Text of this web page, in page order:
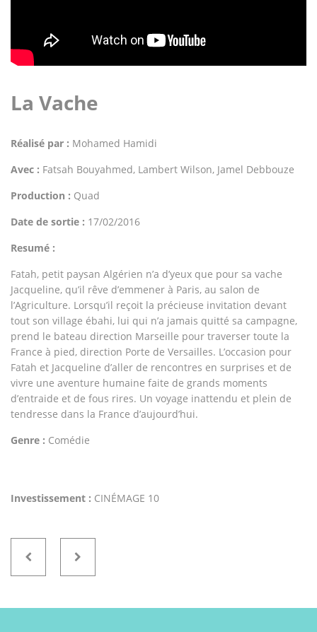
La Vache
Réalisé par : Mohamed Hamidi
Avec : Fatsah Bouyahmed, Lambert Wilson, Jamel Debbouze
Production : Quad
Date de sortie : 17/02/2016
Resumé :
Fatah, petit paysan Algérien n’a d’yeux que pour sa vache
Jacqueline, qu’il rêve d’emmener à Paris, au salon de
l’Agriculture. Lorsqu’il reçoit la précieuse invitation devant
tout son village ébahi, lui qui n’a jamais quitté sa campagne,
prend le bateau direction Marseille pour traverser toute la
France à pied, direction Porte de Versailles. L’occasion pour
Fatah et Jacqueline d’aller de rencontres en surprises et de
vivre une aventure humaine faite de grands moments
d’entraide et de fous rires. Un voyage inattendu et plein de
tendresse dans la France d’aujourd’hui.
Genre : Comédie
Investissement : CINÉMAGE 10